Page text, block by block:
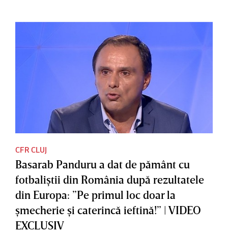
CFR CLUJ
Basarab Panduru a dat de pământ cu
fotbaliştii din România după rezultatele
din Europa: ”Pe primul loc doar la
şmecherie şi caterincă ieftină!” | VIDEO
EXCLUSIV